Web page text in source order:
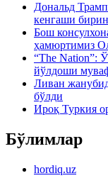
Дональд
кенгаши
Бош
ҳамюртимиз
“The Nation”:
йўлдоши
Ливан
бўлди
Ироқ Туркия
Бўлимлар
hordiq.uz